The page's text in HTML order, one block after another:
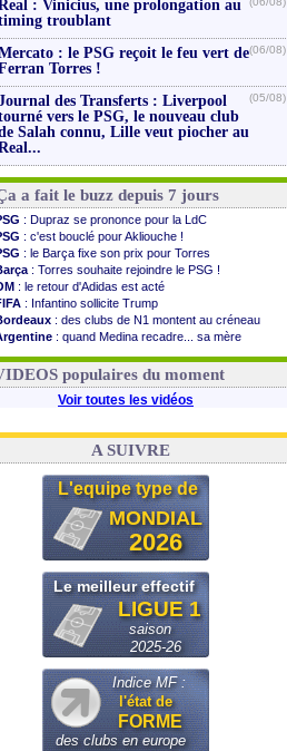
: Vinicius, une prolongation au
troublant
: le PSG reçoit le feu vert de
Torres !
(06/08)
des Transferts : Liverpool
vers le PSG, le nouveau club
Salah connu, Lille veut piocher au
(05/08)
a fait le buzz depuis 7 jours
: Dupraz se prononce pour la LdC
: c'est bouclé pour Akliouche !
: le Barça fixe son prix pour Torres
: Torres souhaite rejoindre le PSG !
: le retour d'Adidas est acté
: Infantino sollicite Trump
: des clubs de N1 montent au créneau
: quand Medina recadre... sa mère
: Paixão attire un 2e club anglais
populaires du moment
Voir toutes les vidéos
A SUIVRE
L'equipe type de
MONDIAL
2026
Le meilleur effectif
LIGUE 1
saison
2025-26
Indice MF :
l'état de
FORME
des clubs en europe